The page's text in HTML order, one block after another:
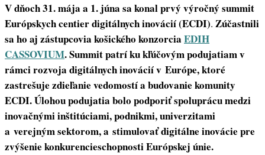
V dňoch 31. mája a 1. júna sa konal prvý výročný summit
Európskych centier digitálnych inovácií (ECDI). Zúčastnili
sa ho aj zástupcovia košického konzorcia EDIH
CASSOVIUM. Summit patrí ku kľúčovým podujatiam v
rámci rozvoja digitálnych inovácií v Európe, ktoré
zastrešuje zdieľanie vedomostí a budovanie komunity
ECDI. Úlohou podujatia bolo podporiť spoluprácu medzi
inovačnými inštitúciami, podnikmi, univerzitami
a verejným sektorom, a stimulovať digitálne inovácie pre
zvýšenie konkurencieschopnosti Európskej únie.